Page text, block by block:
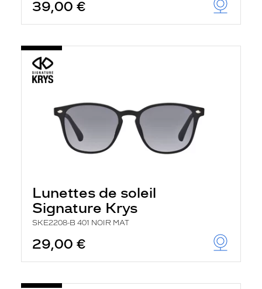
39,00 €
Lunettes de soleil
Signature Krys
SKE2208-B 401 NOIR MAT
29,00 €